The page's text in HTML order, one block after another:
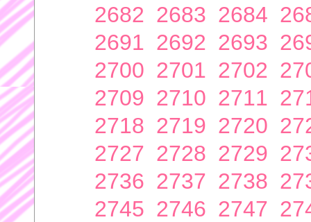
2682 2683 2684
2691 2692 2693
2700 2701 2702
2709 2710 2711
2718 2719 2720
2727 2728 2729
2736 2737 2738
2745 2746 2747